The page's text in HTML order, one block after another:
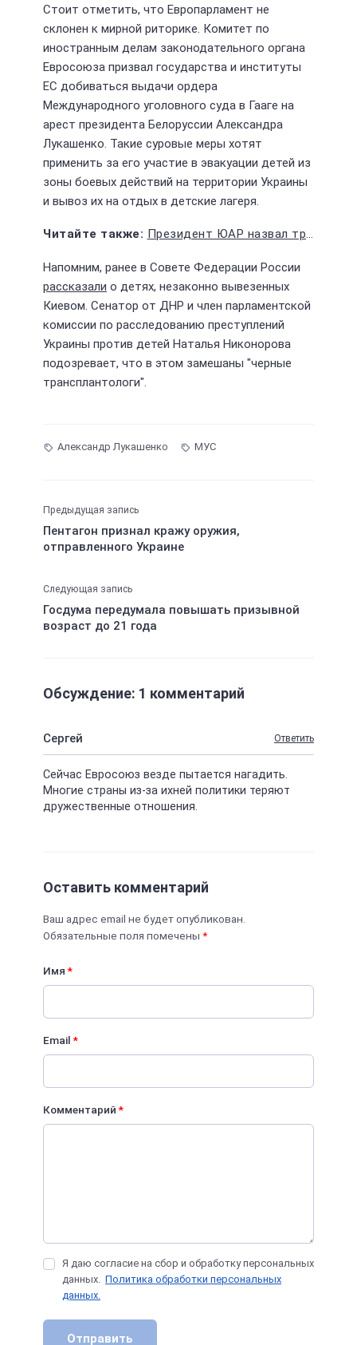
Стоит отметить, что Европарламент не
склонен к мирной риторике. Комитет по
иностранным делам законодательного органа
Евросоюза призвал государства и институты
ЕС добиваться выдачи ордера
Международного уголовного суда в Гааге на
арест президента Белоруссии Александра
Лукашенко. Такие суровые меры хотят
применить за его участие в эвакуации детей из
зоны боевых действий на территории Украины
и вывоз их на отдых в детские лагеря.
Президент ЮАР назвал требование арестовать Путина незаконным
Напомним, ранее в Совете Федерации России
рассказали о детях, незаконно вывезенных
Киевом. Сенатор от ДНР и член парламентской
комиссии по расследованию преступлений
Украины против детей Наталья Никонорова
подозревает, что в этом замешаны "черные
трансплантологи".
Александр Лукашенко МУС
Предыдущая запись
Пентагон признал кражу оружия,
отправленного Украине
Следующая запись
Госдума передумала повышать призывной
возраст до 21 года
Обсуждение: 1 комментарий
Сергей Ответить
Сейчас Евросоюз везде пытается нагадить.
Многие страны из-за ихней политики теряют
дружественные отношения.
Оставить комментарий
Ваш адрес email не будет опубликован.
Обязательные поля помечены *
Имя*
Email*
Комментарий*
Я даю согласие на сбор и обработку персональных
данных. Политика обработки персональных
данных.
Отправить